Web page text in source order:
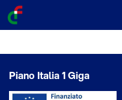
Piano Italia 1 Giga